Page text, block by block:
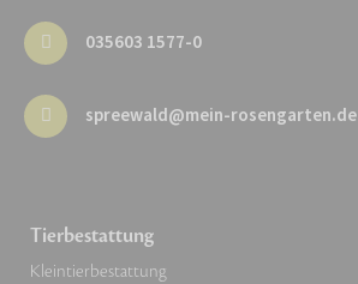
035603 1577-0
spreewald@mein-rosengarten.de
Tierbestattung
Kleintierbestattung